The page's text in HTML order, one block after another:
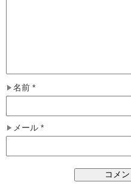
名前 *
メール *